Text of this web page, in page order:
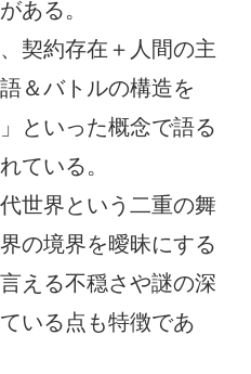
ある。
契約存在＋人間の主
＆バトルの構造を
といった概念で語る
ている。
世界という二重の舞
の境界を曖昧にする
える不穏さや謎の深
いる点も特徴であ